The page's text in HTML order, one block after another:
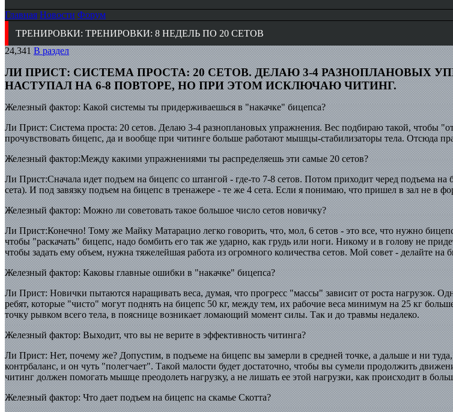
Главная Новости Форум
ТРЕНИРОВКИ: ТРЕНИРОВКИ: 8 НЕДЕЛЬ ПО 20 СЕТОВ
24,341 В раздел
ЛИ ПРИСТ: СИСТЕМА ПРОСТА: 20 СЕТОВ. ДЕЛАЮ 3-4 РАЗНОПЛАНОВЫХ
НАСТУПАЛ НА 6-8 ПОВТОРЕ, НО ПРИ ЭТОМ ИСКЛЮЧАЮ ЧИТИНГ.
Железный фактор: Какой системы ты придерживаешься в "накачке" бицепса?
Ли Прист: Система проста: 20 сетов. Делаю 3-4 разноплановых упражнения. Вес подбираю такой, чтобы
прочувствовать бицепс, да и вообще при читинге больше работают мышцы-стабилизаторы тела. Отсюда
Железный фактор:Между какими упражнениями ты распределяешь эти самые 20 сетов?
Ли Прист:Сначала идет подъем на бицепс со штангой - где-то 7-8 сетов. Потом приходит черед подъема
cета). И под завязку подъем на бицепс в тренажере - те же 4 сета. Если я понимаю, что пришел в зал не в
Железный фактор: Можно ли советовать такое большое число сетов новичку?
Ли Прист:Конечно! Тому же Майку Матарацио легко говорить, что, мол, 6 сетов - это все, что нужно
чтобы "раскачать" бицепс, надо бомбить его так же ударно, как грудь или ноги. Никому и в голову не
чтобы задать ему объем, нужна тяжелейшая работа из огромного количества сетов. Мой совет - делайте на
Железный фактор: Каковы главные ошибки в "накачке" бицепса?
Ли Прист: Новички пытаются наращивать веса, думая, что прогресс "массы" зависит от роста нагрузок.
ребят, которые "чисто" могут поднять на бицепс 50 кг, между тем, их рабочие веса минимум на 25 кг
точку рывком всего тела, в пояснице возникает ломающий момент силы. Так и до травмы недалеко.
Железный фактор: Выходит, что вы не верите в эффективность читинга?
Ли Прист: Нет, почему же? Допустим, в подъеме на бицепс вы замерли в средней точке, а дальше и ни
контрбаланс, и он чуть "полегчает". Такой малости будет достаточно, чтобы вы сумели продолжить
читинг должен помогать мышце преодолеть нагрузку, а не лишать ее этой нагрузки, как происходит в
Железный фактор: Что дает подъем на бицепс на скамье Скотта?